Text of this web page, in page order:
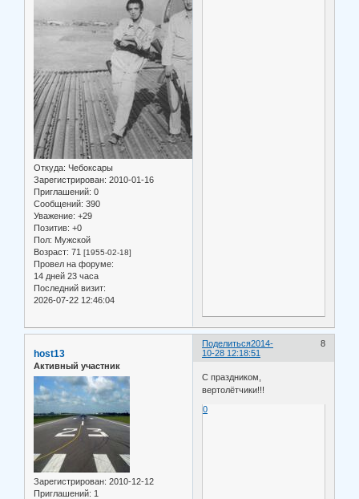
Откуда: Чебоксары
Зарегистрирован: 2010-01-16
Приглашений: 0
Сообщений: 390
Уважение: +29
Позитив: +0
Пол: Мужской
Возраст: 71 [1955-02-18]
Провел на форуме:
14 дней 23 часа
Последний визит:
2026-07-22 12:46:04
Поделиться 8
2014-
10-28 12:18:51
host13
Активный участник
Зарегистрирован: 2010-12-12
Приглашений: 1
С праздником,
вертолётчики!!!
0